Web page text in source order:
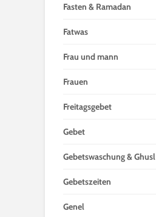
Fasten & Ramadan
Fatwas
Frau und mann
Frauen
Freitagsgebet
Gebet
Gebetswaschung & Ghusl
Gebetszeiten
Genel